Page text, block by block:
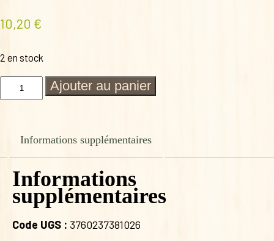
10,20 €
2 en stock
quantité
SECHE
Ajouter au panier
Informations supplémentaires
Informations
supplémentaires
Code UGS : 3760237381026